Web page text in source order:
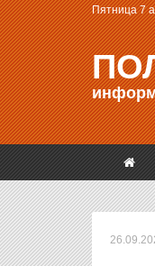
Пятница 7